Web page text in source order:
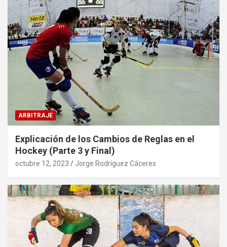
ARBITRAJE
Explicación de los Cambios de Reglas en el
Hockey (Parte 3 y Final)
octubre 12, 2023 Jorge Rodríguez Cáceres